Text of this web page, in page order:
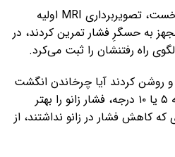
شرکت‌کنندگان در دو جلسه نخست، تصویربرداری MRI اولیه
به حسگرِ فشار تمرین کردند، در
راه رفتنشان را ثبت می‌کرد.
روشن کردند آیا چرخاندن انگشت
پا به داخل یا بیرون و با زاویه ۵ یا ۱۰ درجه، فشار زانو را بهتر
کاهش فشار در زانو نداشتند، از